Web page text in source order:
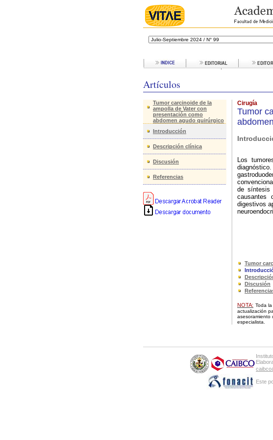
Artículos
Tumor carcinoide de la
ampolla de Vater con
presentación como
abdomen agudo quirúrgico
Introducción
Descripción clínica
Discusión
Referencias
Cirugía
Tumor
Los
de síntesis
causantes
digestivos
Tumor
Discusión
NOTA: Toda
actualización
asesoramiento
especialista.
Este